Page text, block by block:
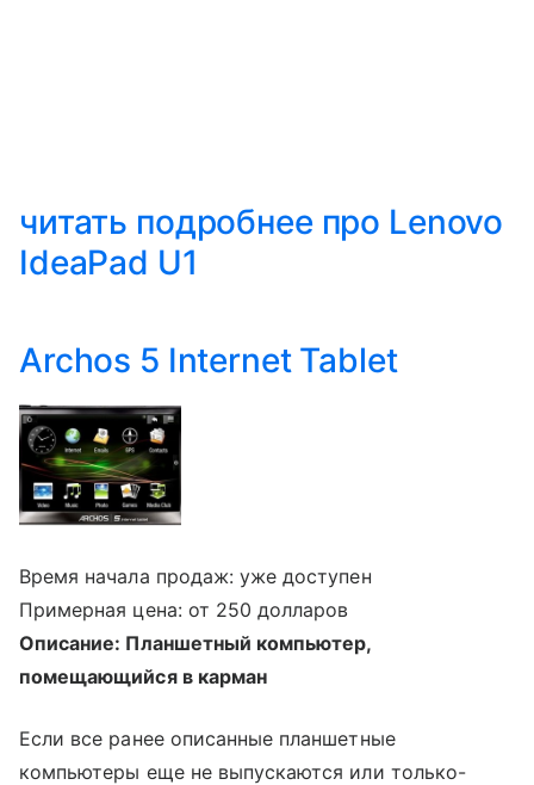
читать подробнее про Lenovo
IdeaPad U1
Archos 5 Internet Tablet
Время начала продаж: уже доступен
Примерная цена: от 250 долларов
Описание: Планшетный компьютер,
помещающийся в карман
Если все ранее описанные планшетные
компьютеры еще не выпускаются или только-